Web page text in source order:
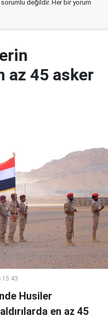
değildir. Her bir yorum
az 45 asker
15:43
Husiler
en az 45